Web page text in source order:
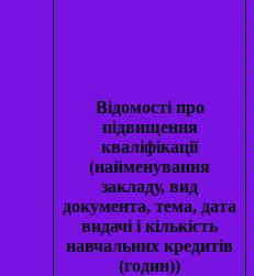
Відомості про
підвищення
кваліфікації
(найменування
закладу, вид
документа, тема, дата
видачі і кількість
навчальних кредитів
(годин))